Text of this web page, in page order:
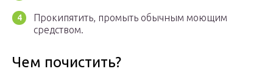
Прокипятить, промыть обычным моющим
средством.
Чем почистить?